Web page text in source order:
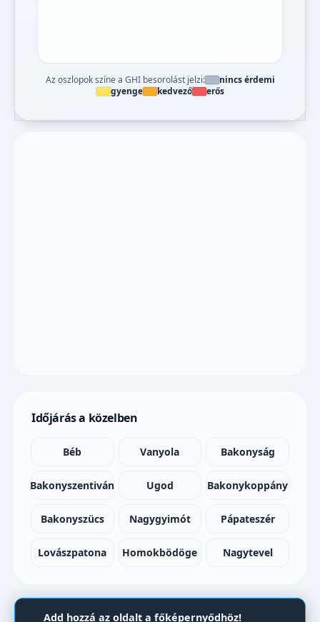
Az oszlopok színe a GHI besorolást jelzi:
nincs érdemi
gyenge
kedvező erős
Időjárás a közelben
Béb Vanyola Bakonyság
Bakonyszentiván Ugod Bakonykoppány
Bakonyszücs Nagygyimót Pápateszér
Lovászpatona Homokbödöge Nagytevel
Add hozzá az oldalt a főképernyődhöz!